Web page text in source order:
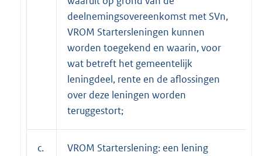
deelnemingsovereenkomst met SVn,
VROM Startersleningen kunnen
worden toegekend en waarin, voor
wat betreft het gemeentelijk
leningdeel, rente en de aflossingen
over deze leningen worden
teruggestort;
c.
VROM Starterslening: een lening